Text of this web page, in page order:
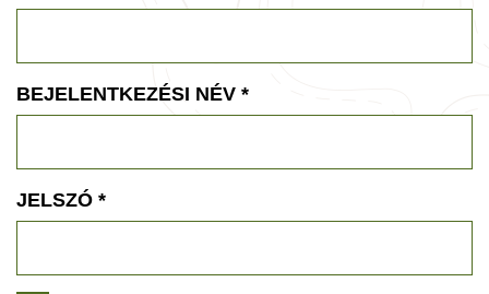
BEJELENTKEZÉSI NÉV *
JELSZÓ *